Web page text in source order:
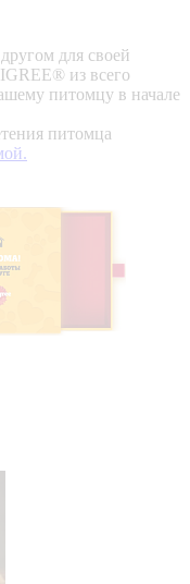
для своей
из всего
питомцу в начале
питомца